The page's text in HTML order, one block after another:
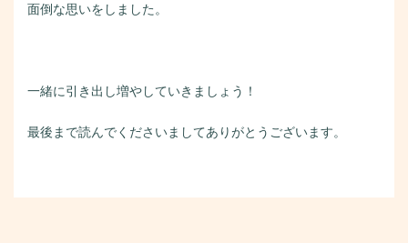
面倒な思いをしました。
一緒に引き出し増やしていきましょう！
最後まで読んでくださいましてありがとうございます。